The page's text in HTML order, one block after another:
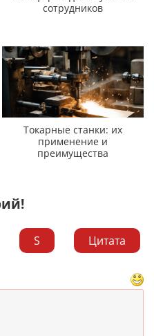
сотрудников
Токарные станки: их
применение и
преимущества
S
Цитата